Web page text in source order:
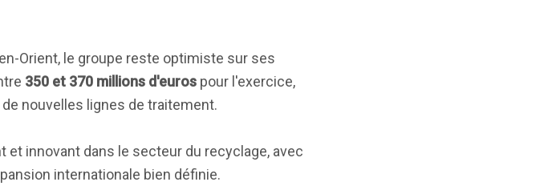
Orient, le groupe reste optimiste sur ses
350 et 370 millions d'euros pour l'exercice,
nouvelles lignes de traitement.
et innovant dans le secteur du recyclage, avec
internationale bien définie.